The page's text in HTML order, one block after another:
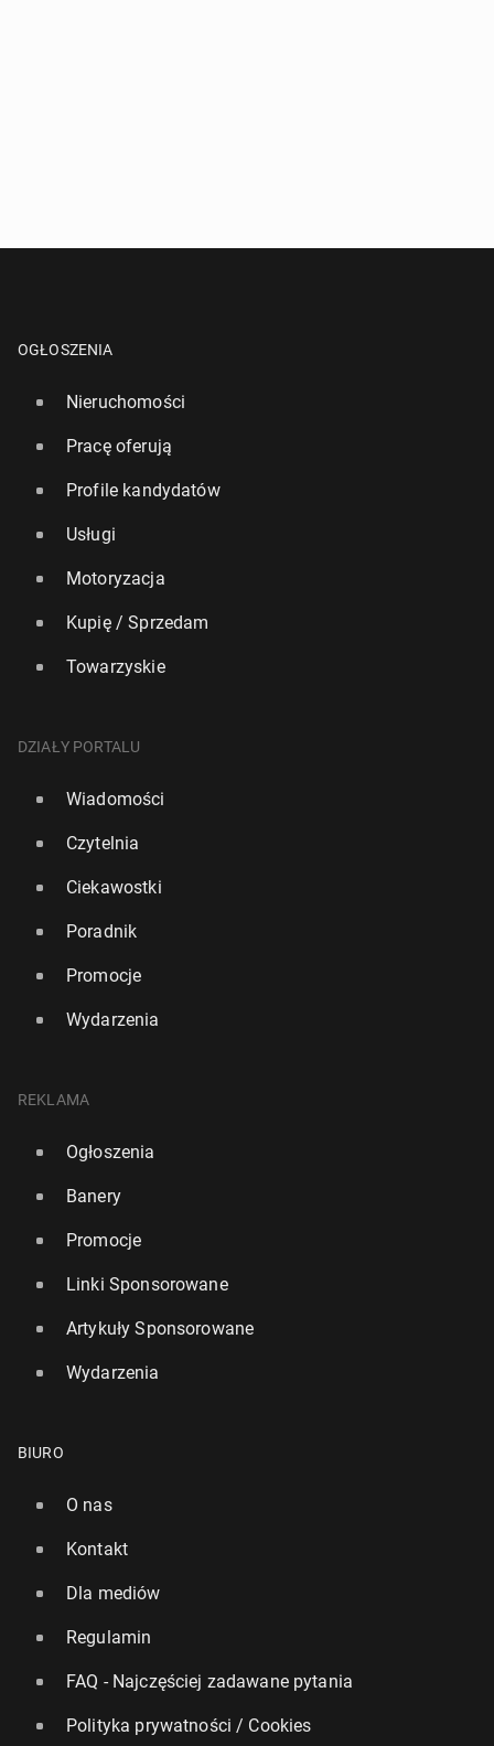
OGŁOSZENIA
Nieruchomości
Pracę oferują
Profile kandydatów
Usługi
Motoryzacja
Kupię / Sprzedam
Towarzyskie
DZIAŁY PORTALU
Wiadomości
Czytelnia
Ciekawostki
Poradnik
Promocje
Wydarzenia
REKLAMA
Ogłoszenia
Banery
Promocje
Linki Sponsorowane
Artykuły Sponsorowane
Wydarzenia
BIURO
O nas
Kontakt
Dla mediów
Regulamin
FAQ - Najczęściej zadawane pytania
Polityka prywatności / Cookies